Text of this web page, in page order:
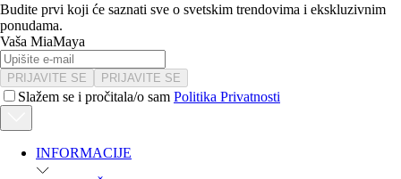
Budite prvi koji će saznati sve o svetskim trendovima i ekskluzivnim
ponudama.
Vaša MiaMaya
PRIJAVITE SE PRIJAVITE SE
Slažem se i pročitala/o sam Politika Privatnosti
INFORMACIJE